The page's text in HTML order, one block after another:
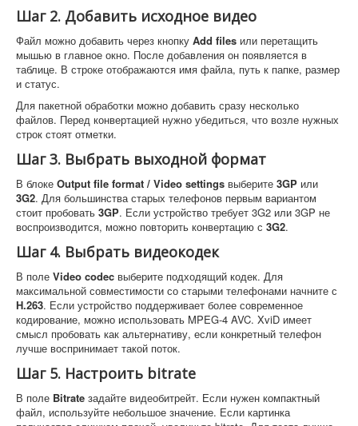
Шаг 2. Добавить исходное видео
Файл можно добавить через кнопку Add files или перетащить
мышью в главное окно. После добавления он появляется в
таблице. В строке отображаются имя файла, путь к папке, размер
и статус.
Для пакетной обработки можно добавить сразу несколько
файлов. Перед конвертацией нужно убедиться, что возле нужных
строк стоят отметки.
Шаг 3. Выбрать выходной формат
В блоке Output file format / Video settings выберите 3GP или
3G2. Для большинства старых телефонов первым вариантом
стоит пробовать 3GP. Если устройство требует 3G2 или 3GP не
воспроизводится, можно повторить конвертацию с 3G2.
Шаг 4. Выбрать видеокодек
В поле Video codec выберите подходящий кодек. Для
максимальной совместимости со старыми телефонами начните с
H.263. Если устройство поддерживает более современное
кодирование, можно использовать MPEG-4 AVC. XviD имеет
смысл пробовать как альтернативу, если конкретный телефон
лучше воспринимает такой поток.
Шаг 5. Настроить bitrate
В поле Bitrate задайте видеобитрейт. Если нужен компактный
файл, используйте небольшое значение. Если картинка